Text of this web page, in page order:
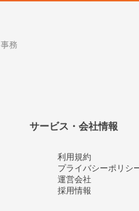
事務
サービス・会社情報
利用規約
プライバシーポリシ
運営会社
採用情報